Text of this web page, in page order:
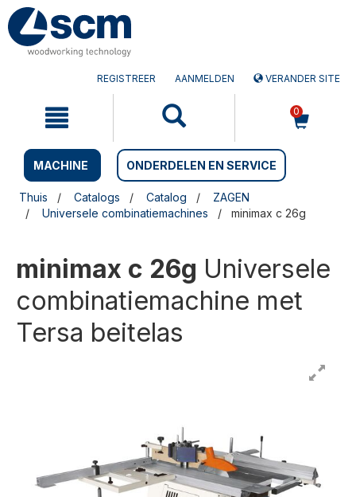
Doorgaan
naar
artikel
naar
het
navigatiemenu
REGISTREER AANMELDEN VERANDER SITE
0
MACHINE ONDERDELEN EN SERVICE
Thuis Catalogs Catalog
ZAGEN
Universele combinatiemachines
minimax c 26g
minimax c 26g Universele
combinatiemachine met
Tersa beitelas